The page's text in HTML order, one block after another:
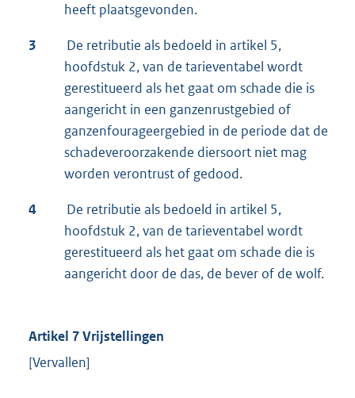
heeft plaatsgevonden.
3
De retributie als bedoeld in artikel 5,
hoofdstuk 2, van de tarieventabel wordt
gerestitueerd als het gaat om schade die is
aangericht in een ganzenrustgebied of
ganzenfourageergebied in de periode dat de
schadeveroorzakende diersoort niet mag
worden verontrust of gedood.
4
De retributie als bedoeld in artikel 5,
hoofdstuk 2, van de tarieventabel wordt
gerestitueerd als het gaat om schade die is
aangericht door de das, de bever of de wolf.
Artikel 7 Vrijstellingen
[Vervallen]